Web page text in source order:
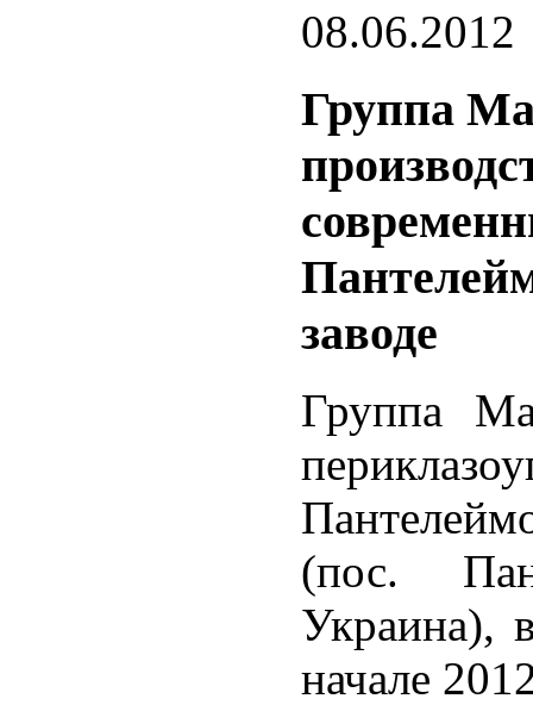
08.06.2012
Группа
заводе
Группа
(пос.
Украина),
начале